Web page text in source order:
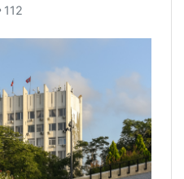
112